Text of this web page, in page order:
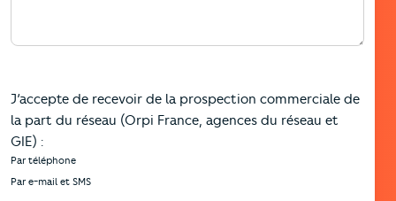
J’accepte de recevoir de la prospection commerciale de
la part du réseau (Orpi France, agences du réseau et
GIE) :
Par téléphone
Par e-mail et SMS